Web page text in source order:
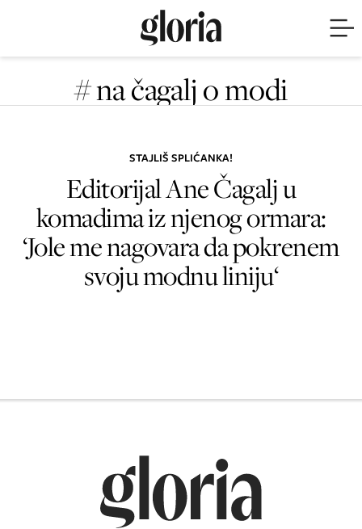
# na čagalj o modi
STAJLIŠ SPLIĆANKA!
Editorijal Ane Čagalj u
komadima iz njenog ormara:
‘Jole me nagovara da pokrenem
svoju modnu liniju‘